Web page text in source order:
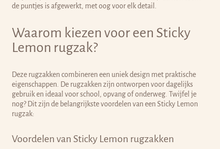
de puntjes is afgewerkt, met oog voor elk detail.
Waarom kiezen voor een Sticky
Lemon rugzak?
Deze rugzakken combineren een uniek design met praktische
eigenschappen. De rugzakken zijn ontworpen voor dagelijks
gebruik en ideaal voor school, opvang of onderweg. Twijfel je
nog? Dit zijn de belangrijkste voordelen van een Sticky Lemon
rugzak:
Voordelen van Sticky Lemon rugzakken